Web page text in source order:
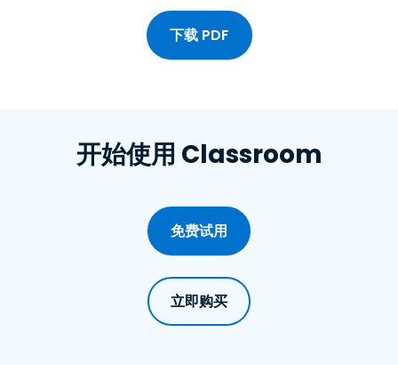
下载 PDF
开始使用 Classroom
免费试用
立即购买